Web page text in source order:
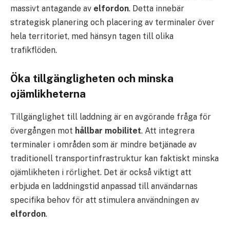
massivt antagande av elfordon. Detta innebär
strategisk planering och placering av terminaler över
hela territoriet, med hänsyn tagen till olika
trafikflöden.
Öka tillgängligheten och minska
ojämlikheterna
Tillgänglighet till laddning är en avgörande fråga för
övergången mot hållbar mobilitet. Att integrera
terminaler i områden som är mindre betjänade av
traditionell transportinfrastruktur kan faktiskt minska
ojämlikheten i rörlighet. Det är också viktigt att
erbjuda en laddningstid anpassad till användarnas
specifika behov för att stimulera användningen av
elfordon.